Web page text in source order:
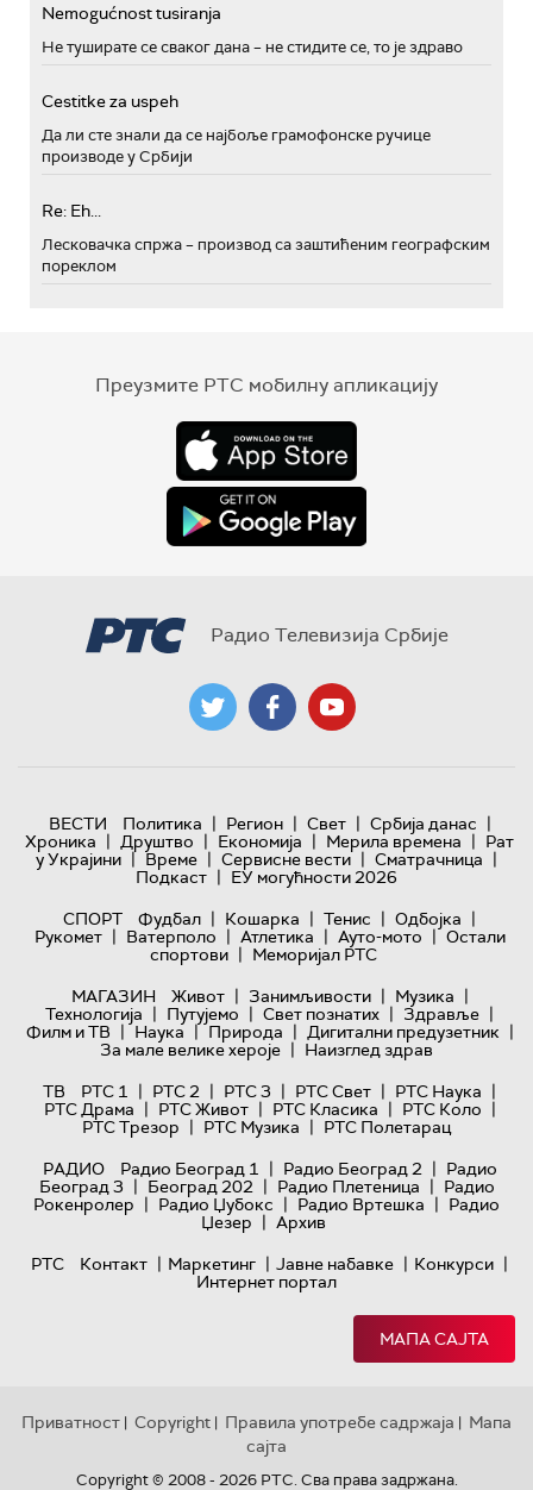
Nemogućnost tusiranja
Не туширате се сваког дана – не стидите се, то је здраво
Cestitke za uspeh
Да ли сте знали да се најбоље грамофонске ручице
производе у Србији
Re: Eh...
Лесковачка спржа – производ са заштићеним географским
пореклом
Преузмите РТС мобилну апликацију
Радио Телевизија Србије
ВЕСТИ Политика | Регион | Свет | Србија данас |
Хроника | Друштво | Економија | Мерила времена | Рат
у Украјини | Време | Сервисне вести | Сматрачница |
Подкаст | ЕУ могућности 2026
СПОРТ
Фудбал | Кошарка | Тенис | Одбојка |
Рукомет | Ватерполо | Атлетика | Ауто-мото | Остали
спортови | Меморијал РТС
МАГАЗИН
Живот | Занимљивости | Музика |
Технологијa | Путујемо | Свет познатих | Здравље |
Филм и ТВ | Наука | Природа | Дигитални предузетник |
За мале велике хероје | Наизглед здрав
ТВ
РТС 1 | РТС 2 | РТС 3 | РТС Свет | РТС Наука |
РТС Драма | РТС Живот | РТС Класика | РТС Коло |
РТС Трезор | РТС Музика | РТС Полетарац
РАДИО
Радио Београд 1 | Радио Београд 2 | Радио
Београд 3 | Београд 202 | Радио Плетеница | Радио
Рокенролер | Радио Џубокс | Радио Вртешка | Радио
Џезер | Архив
РТС
Контакт | Маркетинг | Јавне набавке | Конкурси |
Интернет портал
МАПА САЈТА
Приватност | Copyright | Правила употребе садржаја | Мапа
сајта
Copyright © 2008 - 2026 РТС. Сва права задржана.